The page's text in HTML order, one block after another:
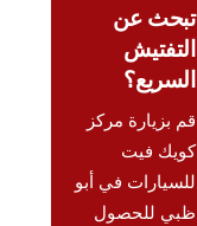
تبحث عن
التفتيش
السريع؟
قم بزيارة مركز
كويك فيت
للسيارات في أبو
ظبي للحصول